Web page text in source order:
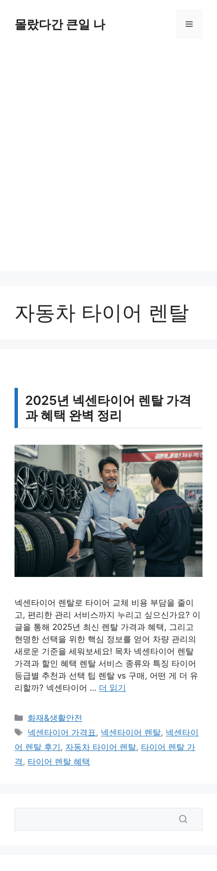
몰랐다간 큰일 나 메
자동차 타이어 렌탈
2025년 넥센타이어 렌탈 가격
과 혜택 완벽 정리
넥센타이어 렌탈로 타이어 교체 비용 부담을 줄이
고, 편리한 관리 서비스까지 누리고 싶으신가요? 이
글을 통해 2025년 최신 렌탈 가격과 혜택, 그리고
현명한 선택을 위한 핵심 정보를 얻어 차량 관리의
새로운 기준을 세워보세요! 목차 넥센타이어 렌탈
가격과 할인 혜택 렌탈 서비스 종류와 특징 타이어
등급별 추천과 선택 팁 렌탈 vs 구매, 어떤 게 더 유
리할까? 넥센타이어 … 더 읽기
카
테
고
리
화재&생활안전
태
그
넥센타이어 가격표 , 넥센타이어 렌탈, 넥센타이
어 렌탈 후기 , 자동차 타이어 렌탈, 타이어 렌탈 가
격 , 타이어 렌탈 혜택